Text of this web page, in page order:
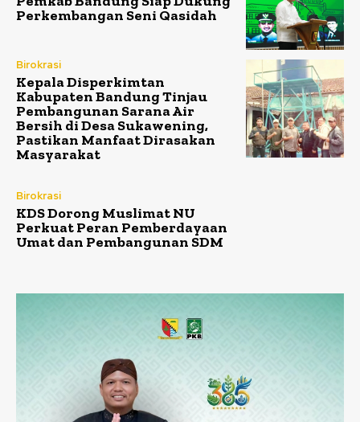
Perkembangan Seni Qasidah
Birokrasi
Kepala Disperkimtan
Kabupaten Bandung Tinjau
Pembangunan Sarana Air
Bersih di Desa Sukawening,
Pastikan Manfaat Dirasakan
Masyarakat
Birokrasi
KDS Dorong Muslimat NU
Perkuat Peran Pemberdayaan
Umat dan Pembangunan SDM